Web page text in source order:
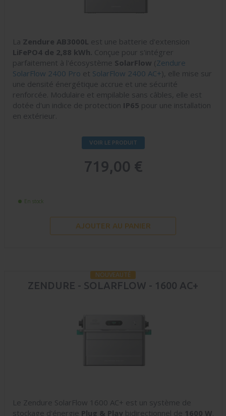
La Zendure AB3000L est une batterie d'extension
LiFePO4 de 2,88 kWh. Conçue pour s'intégrer
parfaitement à l'écosystème SolarFlow ( Zendure
SolarFlow 2400 Pro et SolarFlow 2400 AC+), elle mise sur
une densité énergétique accrue et une sécurité
renforcée. Modulaire et empilable sans câbles, elle est
dotée d'un indice de protection IP65 pour une installation
en extérieur.
VOIR LE PRODUIT
719,00 €
En stock
AJOUTER AU PANIER
NOUVEAUTÉ
ZENDURE - SOLARFLOW - 1600 AC+
Le Zendure SolarFlow 1600 AC+ est un système de
stockage d'énergie Plug & Play bidirectionnel de 1600 W